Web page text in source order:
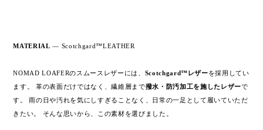
MATERIAL — Scotchgard™LEATHER
NOMAD LOAFERのスムースレザーには、 Scotchgard™レザーを採用してい
ます。 革の表面だけではなく、繊維層まで撥水・防汚加工を施したレザーで
す。 雨の日や汚れを気にしすぎることなく、日常の一足として履いていただ
きたい。 そんな思いから、この素材を選びました。